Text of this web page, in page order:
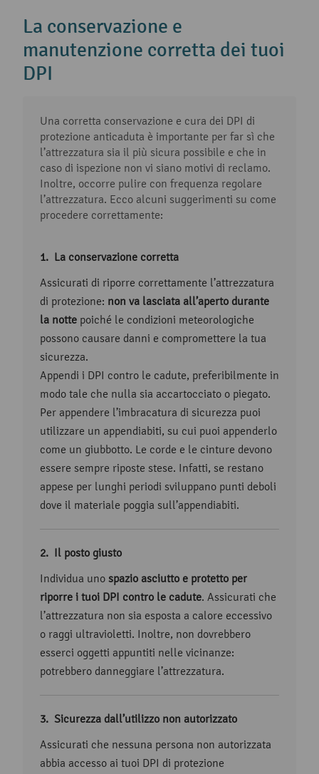
La conservazione e
manutenzione corretta dei tuoi
DPI
Una corretta conservazione e cura dei DPI di
protezione anticaduta è importante per far sì che
l’attrezzatura sia il più sicura possibile e che in
caso di ispezione non vi siano motivi di reclamo.
Inoltre, occorre pulire con frequenza regolare
l’attrezzatura. Ecco alcuni suggerimenti su come
procedere correttamente:
La conservazione corretta
Assicurati di riporre correttamente l’attrezzatura
di protezione: non va lasciata all’aperto durante
la notte poiché le condizioni meteorologiche
possono causare danni e compromettere la tua
sicurezza.
Appendi i DPI contro le cadute, preferibilmente in
modo tale che nulla sia accartocciato o piegato.
Per appendere l’imbracatura di sicurezza puoi
utilizzare un appendiabiti, su cui puoi appenderlo
come un giubbotto. Le corde e le cinture devono
essere sempre riposte stese. Infatti, se restano
appese per lunghi periodi sviluppano punti deboli
dove il materiale poggia sull’appendiabiti.
Il posto giusto
Individua uno spazio asciutto e protetto per
riporre i tuoi DPI contro le cadute. Assicurati che
l’attrezzatura non sia esposta a calore eccessivo
o raggi ultravioletti. Inoltre, non dovrebbero
esserci oggetti appuntiti nelle vicinanze:
potrebbero danneggiare l’attrezzatura.
Sicurezza dall’utilizzo non autorizzato
Assicurati che nessuna persona non autorizzata
abbia accesso ai tuoi DPI di protezione